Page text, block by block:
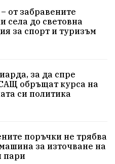
родолюбие
пътища еврозона
история
среща
от забравените
села до световна
за спорт и туризъм
за да спре
обръщат курса на
си политика
поръчки не трябва
за източване на
пари